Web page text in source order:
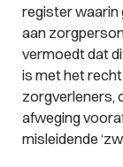
register waarin
aan
vermoedt dat
is met het
zorgverleners,
afweging
misleidende